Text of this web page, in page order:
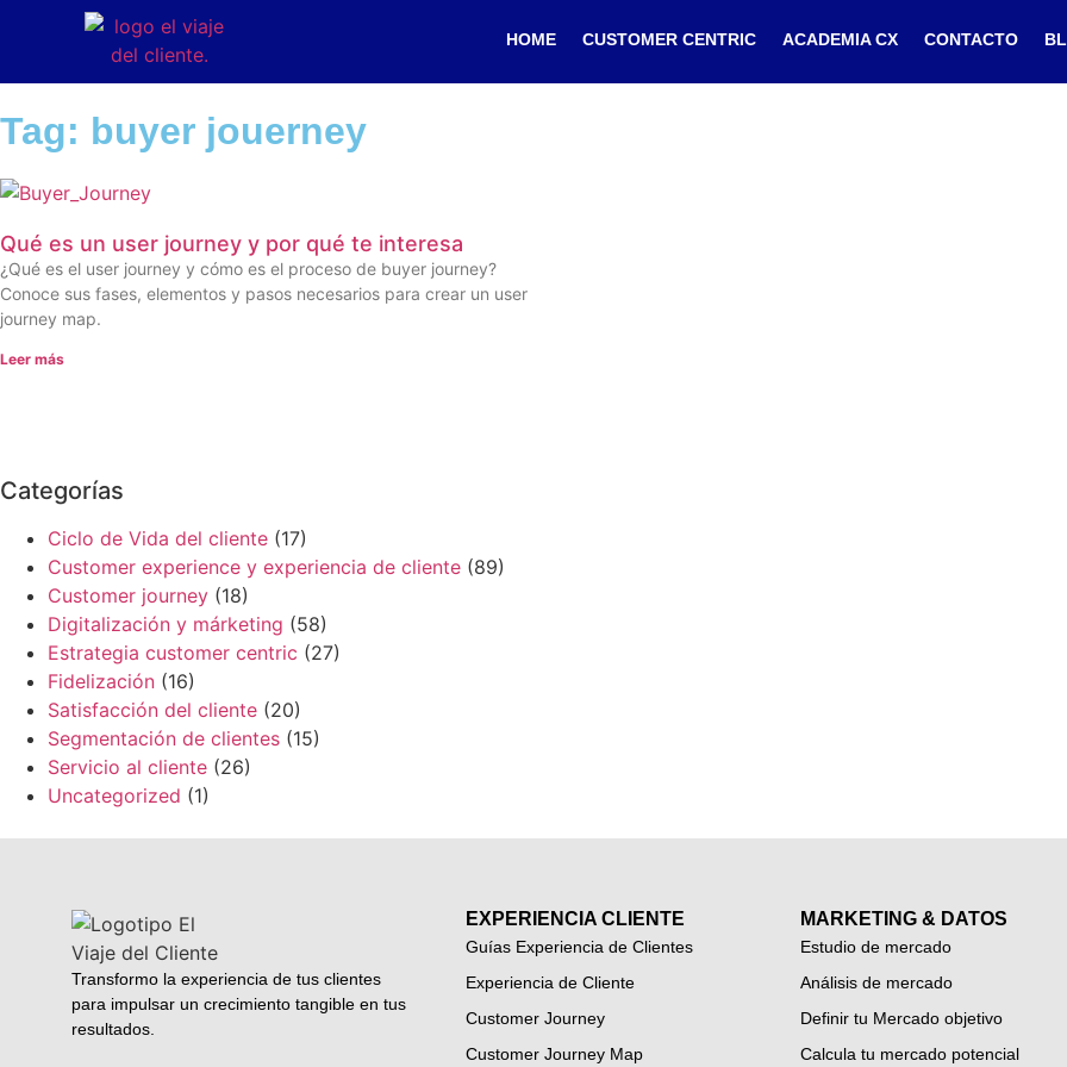
HOME CUSTOMER CENTRIC ACADEMIA CX CONTACTO
Tag: buyer jouerney
Qué es un user journey y por qué te interesa
¿Qué es el user journey y cómo es el proceso de buyer journey?
Conoce sus fases, elementos y pasos necesarios para crear un user
journey map.
Leer más
Categorías
Ciclo de Vida del cliente (17)
Customer experience y experiencia de cliente (89)
Customer journey (18)
Digitalización y márketing (58)
Estrategia customer centric (27)
Fidelización (16)
Satisfacción del cliente (20)
Segmentación de clientes (15)
Servicio al cliente (26)
Uncategorized (1)
Transformo la experiencia de tus clientes
para impulsar un crecimiento tangible en tus
resultados.
EXPERIENCIA CLIENTE
Guías Experiencia de Clientes
Experiencia de Cliente
Customer Journey
Customer Journey Map
MARKETING & DATOS
Estudio de mercado
Análisis de mercado
Definir tu Mercado objetivo
Calcula tu mercado potencial